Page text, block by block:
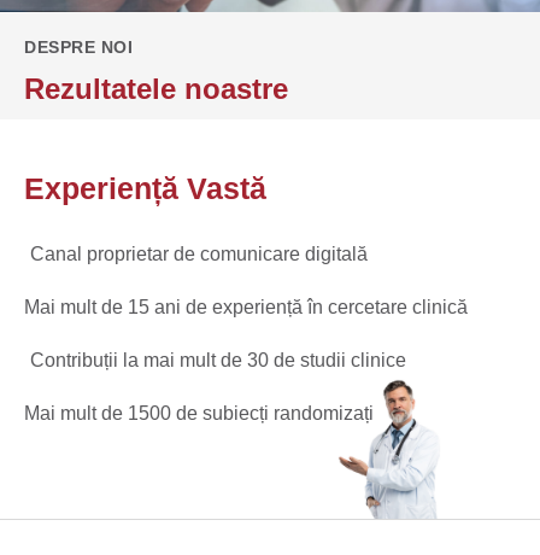
DESPRE NOI ​
Rezultatele noastre
Experiență Vastă
Canal proprietar de comunicare digitală
Mai mult de 15 ani de experiență în cercetare clinică
Contribuții la mai mult de 30 de studii clinice
Mai mult de 1500 de subiecți randomizați